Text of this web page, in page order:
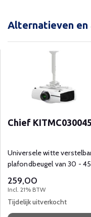
Alternatieven en
Chief
Universele witte
plafondbeugel van 30 - 45
259,00
Incl. 21% BTW
Tijdelijk uitverkocht